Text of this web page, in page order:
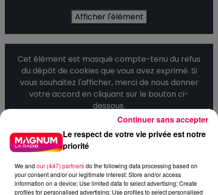
Afficher l'élément
Cet élément est masqué compte-tenu du refus
du dépôt de cookies que vous avez exprimé. Si
vous souhaitez l'afficher, merci de nous donner
votre accord en cliquant sur le bouton ci-
dessous.
Afficher l'élément
DERNIÈRES INFOS
Le respect de votre vie privée est notre
priorité
We and our (447) partnersdo the following data processing based on
your consent and/or our legitimate interest: Store and/or access
information on a device; Use limited data to select advertising; Create
profiles for personalised advertising; Use profiles to select personalised
Continuer sans accepter